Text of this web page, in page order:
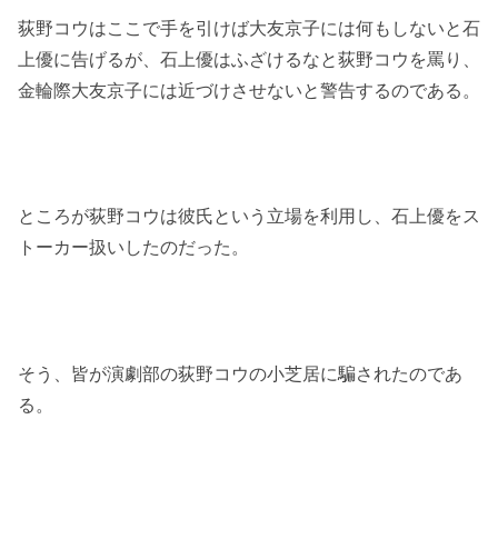
荻野コウはここで手を引けば大友京子には何もしないと石
上優に告げるが、石上優はふざけるなと荻野コウを罵り、
金輪際大友京子には近づけさせないと警告するのである。
ところが荻野コウは彼氏という立場を利用し、石上優をス
トーカー扱いしたのだった。
そう、皆が演劇部の荻野コウの小芝居に騙されたのであ
る。